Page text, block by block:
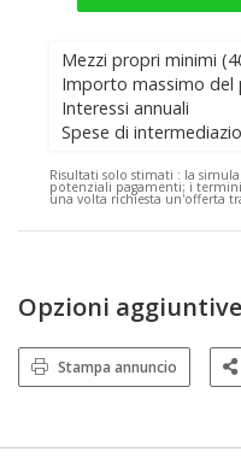
Mezzi propri minimi
Importo massimo del
Interessi annuali
Spese di
Risultati solo stimati : la
potenziali pagamenti; i
una volta richiesta un'offerta
Opzioni aggiuntive
Stampa annuncio